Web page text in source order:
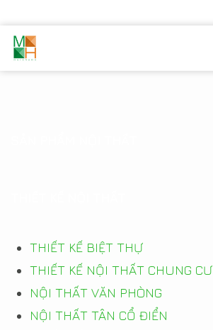
THIẾT KẾ BIỆT THỰ
THIẾT KẾ NỘI THẤT CHUNG CƯ
NỘI THẤT VĂN PHÒNG
NỘI THẤT TÂN CỔ ĐIỂN